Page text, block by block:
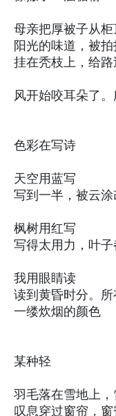
母亲把厚被子从
阳光的味道，被
挂在秃枝上，给
风开始咬耳朵了
色彩在写诗
天空用蓝写
写到一半，被云涂
枫树用红写
写得太用力，叶子
我用眼睛读
读到黄昏时分。
一缕炊烟的颜色
某种轻
羽毛落在雪地上
叹息穿过窗帘，